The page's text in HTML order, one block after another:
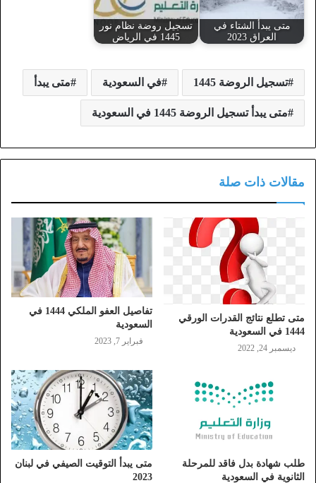
متى يبدأ الشتاء في
العراق 2023
تسجيل روضة نظام نور
1445 في الرياض
تسجيل الروضة 1445 في السعودية متى يبدأ
متى يبدأ تسجيل الروضة 1445 في السعودية
مقالات ذات صلة
متى تطلع نتائج القدرات الورقي
1444 في السعودية
ديسمبر 24, 2022
تفاصيل العفو الملكي 1444 في
السعودية
فبراير 7, 2023
طلب شهادة بدل فاقد للمرحلة
الثانوية في السعودية
متى يبدأ التوقيت الصيفي في لبنان
2023